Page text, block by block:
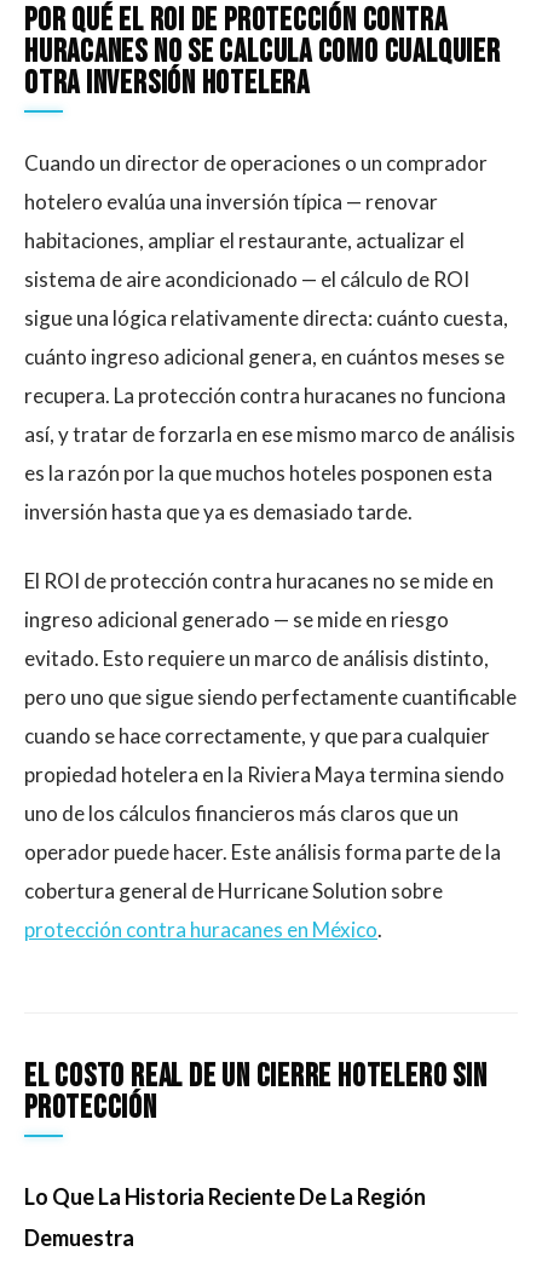
Por Qué El ROI De Protección Contra
Huracanes No Se Calcula Como Cualquier
Otra Inversión Hotelera
Cuando un director de operaciones o un comprador
hotelero evalúa una inversión típica — renovar
habitaciones, ampliar el restaurante, actualizar el
sistema de aire acondicionado — el cálculo de ROI
sigue una lógica relativamente directa: cuánto cuesta,
cuánto ingreso adicional genera, en cuántos meses se
recupera. La protección contra huracanes no funciona
así, y tratar de forzarla en ese mismo marco de análisis
es la razón por la que muchos hoteles posponen esta
inversión hasta que ya es demasiado tarde.
El ROI de protección contra huracanes no se mide en
ingreso adicional generado — se mide en riesgo
evitado. Esto requiere un marco de análisis distinto,
pero uno que sigue siendo perfectamente cuantificable
cuando se hace correctamente, y que para cualquier
propiedad hotelera en la Riviera Maya termina siendo
uno de los cálculos financieros más claros que un
operador puede hacer. Este análisis forma parte de la
cobertura general de Hurricane Solution sobre
protección contra huracanes en México.
El Costo Real De Un Cierre Hotelero Sin
Protección
Lo Que La Historia Reciente De La Región
Demuestra